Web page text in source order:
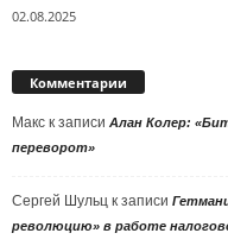
02.08.2025
Комментарии
Макс к записи Алан Колер:
переворот»
Сергей Шульц к записи
революцию» в работе